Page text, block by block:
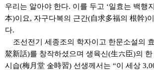
우리는 알아야 한다. 이를 두고 ‘일효는 백행
本)이요, 자구다복의 근간(自求多福의 根幹)
다.
조선전기 세종조의 학자이고 한문소설의
鰲新話)를 창작하셨으며 생육신 (生六臣)의
시습(梅月堂 金時習) 선생께서는 “이 세상